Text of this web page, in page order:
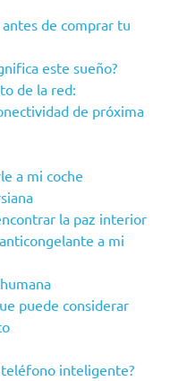
de comprar tu
este sueño?
de la red:
de próxima
a mi coche
la paz interior
a mi
puede considerar
teléfono inteligente?